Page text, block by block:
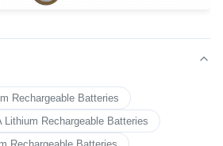
Rechargeable Batteries
Lithium Rechargeable Batteries